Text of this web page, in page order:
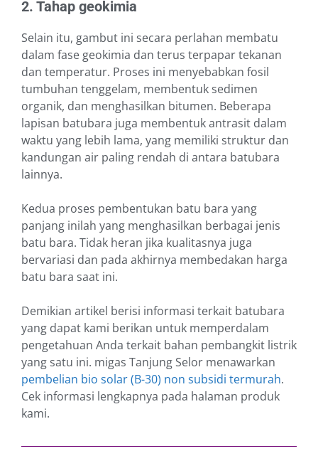
2. Tahap geokimia
Selain itu, gambut ini secara perlahan membatu
dalam fase geokimia dan terus terpapar tekanan
dan temperatur. Proses ini menyebabkan fosil
tumbuhan tenggelam, membentuk sedimen
organik, dan menghasilkan bitumen. Beberapa
lapisan batubara juga membentuk antrasit dalam
waktu yang lebih lama, yang memiliki struktur dan
kandungan air paling rendah di antara batubara
lainnya.
Kedua proses pembentukan batu bara yang
panjang inilah yang menghasilkan berbagai jenis
batu bara. Tidak heran jika kualitasnya juga
bervariasi dan pada akhirnya membedakan harga
batu bara saat ini.
Demikian artikel berisi informasi terkait batubara
yang dapat kami berikan untuk memperdalam
pengetahuan Anda terkait bahan pembangkit listrik
yang satu ini. migas Tanjung Selor menawarkan
pembelian bio solar (B-30) non subsidi termurah.
Cek informasi lengkapnya pada halaman produk
kami.